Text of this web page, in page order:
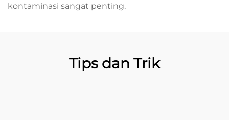
kontaminasi sangat penting.
Tips dan Trik